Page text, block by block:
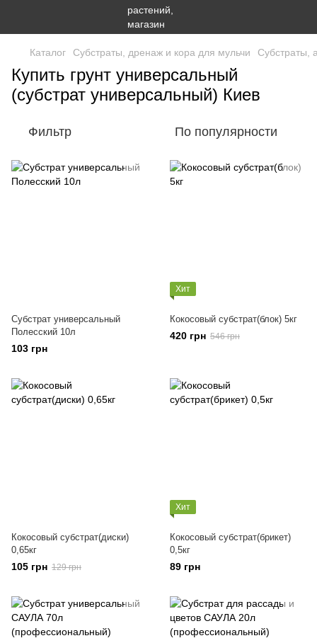
Каталог Субстраты, дренаж и кора для мульчи Субстраты,
Купить грунт универсальный
(субстрат универсальный) Киев
Фильтр По популярности
Субстрат универсальный
Полесский 10л
103 грн
Хит
Кокосовый субстрат(блок) 5кг
420 грн 546 грн
Кокосовый субстрат(диски)
0,65кг
105 грн 129 грн
Хит
Кокосовый субстрат(брикет)
0,5кг
89 грн